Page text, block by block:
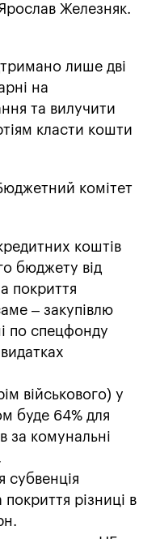
Железняк.
лише дві
на
та вилучити
класти кошти
комітет
коштів
бюджету від
покриття
– закупівлю
по спецфонду
військового) у
буде 64% для
за комунальні
субвенція
різниці в